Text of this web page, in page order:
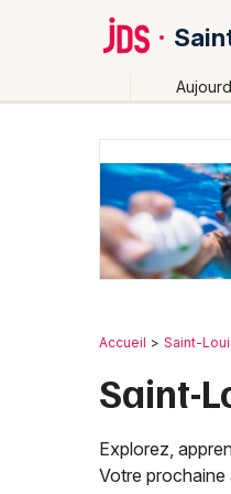
Accueil Saint-
Saint-
Explorez,
Votre
Où ?
Saint-Louis et